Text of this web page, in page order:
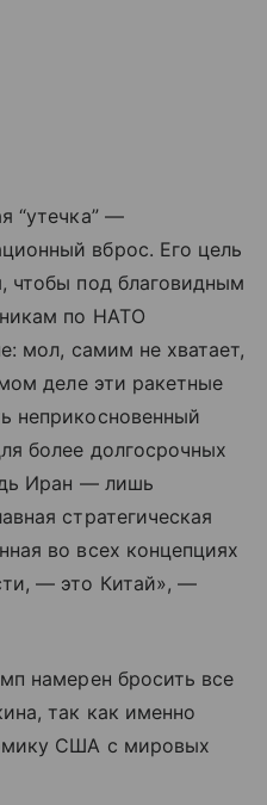
“утечка” —
вброс. Его цель
чтобы под благовидным
по НАТО
мол, самим не хватает,
деле эти ракетные
неприкосновенный
более долгосрочных
Иран — лишь
стратегическая
во всех концепциях
— это Китай», —
намерен бросить все
так как именно
США с мировых